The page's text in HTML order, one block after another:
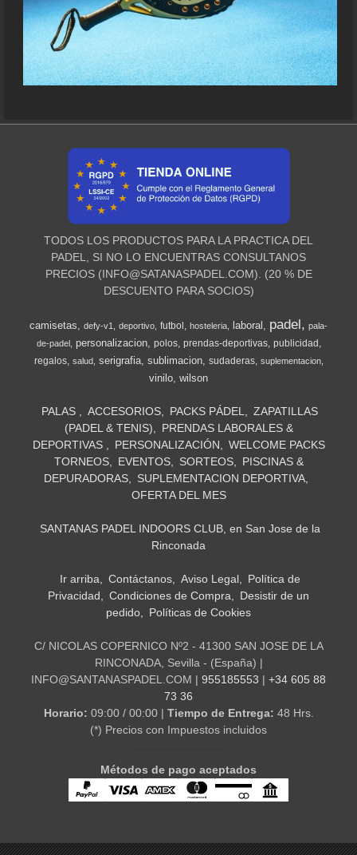
TODOS LOS PRODUCTOS PARA LA PRACTICA DEL
PADEL, SI NO LO ENCUENTRAS CONSULTANOS
PRECIOS (INFO@SATANASPADEL.COM). (20 % DE
DESCUENTO PARA SOCIOS)
camisetas defy-v1 deportivo futbol hosteleria laboral padel
pala-
de-padel
personalizacion polos prendas-deportivas publicidad
regalos
salud serigrafia sublimacion sudaderas suplementacion
vinilo wilson
PALAS ACCESORIOS PACKS PÁDEL
ZAPATILLAS
(PADEL & TENIS)
PRENDAS LABORALES &
DEPORTIVAS
PERSONALIZACIÓN
WELCOME PACKS
TORNEOS
EVENTOS SORTEOS
PISCINAS &
DEPURADORAS
SUPLEMENTACION DEPORTIVA
OFERTA DEL MES
SANTANAS PADEL INDOORS CLUB, en San Jose de la
Rinconada
Ir arriba Contáctanos Aviso Legal
Política de
Privacidad
Condiciones de Compra
Desistir de un
pedido
Políticas de Cookies
C/ NICOLAS COPERNICO Nº2 - 41300 SAN JOSE DE LA
RINCONADA, Sevilla - (España) |
INFO@SANTANASPADEL.COM | 955185553 | +34 605 88
73 36
Horario: 09:00 / 00:00 | Tiempo de Entrega: 48 Hrs.
(*) Precios con Impuestos incluidos
Métodos de pago aceptados